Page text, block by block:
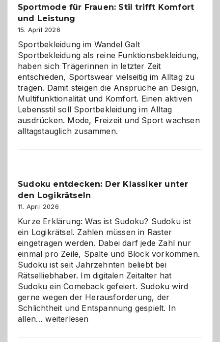
gegen
Chaos
Sportmode für Frauen: Stil trifft Komfort
und Leistung
15. April 2026
Sportbekleidung im Wandel Galt
Sportbekleidung als reine Funktionsbekleidung,
haben sich Trägerinnen in letzter Zeit
entschieden, Sportswear vielseitig im Alltag zu
tragen. Damit steigen die Ansprüche an Design,
Multifunktionalität und Komfort. Einen aktiven
Lebensstil soll Sportbekleidung im Alltag
ausdrücken. Mode, Freizeit und Sport wachsen
alltagstauglich zusammen.
Sudoku entdecken: Der Klassiker unter
den Logikrätseln
11. April 2026
Kurze Erklärung: Was ist Sudoku? Sudoku ist
ein Logikrätsel. Zahlen müssen in Raster
eingetragen werden. Dabei darf jede Zahl nur
einmal pro Zeile, Spalte und Block vorkommen.
Sudoku ist seit Jahrzehnten beliebt bei
Rätselliebhaber. Im digitalen Zeitalter hat
Sudoku ein Comeback gefeiert. Sudoku wird
gerne wegen der Herausforderung, der
Schlichtheit und Entspannung gespielt. In
allen…Sudoku
weiterlesen